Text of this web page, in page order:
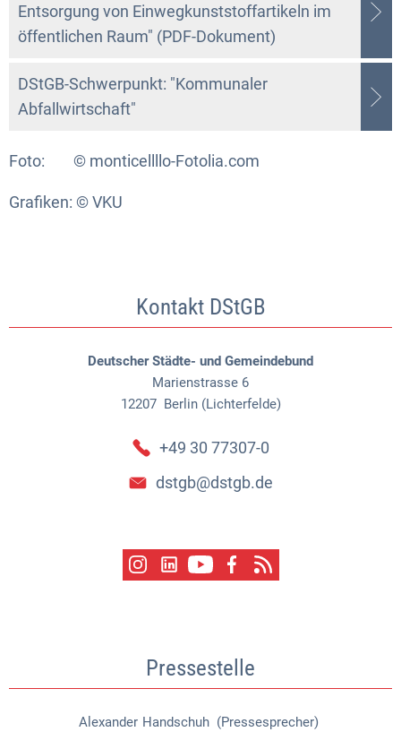
Entsorgung von Einwegkunststoffartikeln im
öffentlichen Raum" (PDF-Dokument)
DStGB-Schwerpunkt: "Kommunaler
Abfallwirtschaft"
Foto: © monticellllo-Fotolia.com
Grafiken: © VKU
Kontakt DStGB
Deutscher Städte- und Gemeindebund
Marienstrasse 6
12207 Berlin (Lichterfelde)
+49 30 77307-0
dstgb@dstgb.de
Pressestelle
Alexander Handschuh (Pressesprecher)
Alexander Handschuh